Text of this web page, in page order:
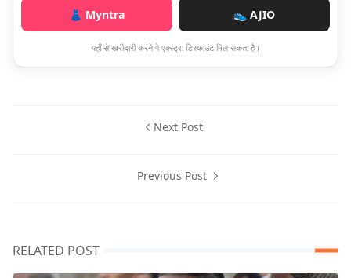
👗 Myntra 👟 AJIO
यहाँ से खरीदारी करने पे एक्स्ट्रा डिस्काउंट मिल सकता है।
Next Post
Previous Post
RELATED POST